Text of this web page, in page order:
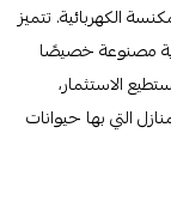
الكهربائية. تتميز
مصنوعة خصيصًا
الاستثمار،
التي بها حيوانات